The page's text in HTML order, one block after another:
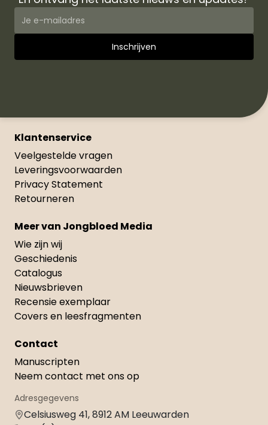
Klantenservice
Veelgestelde vragen
Leveringsvoorwaarden
Privacy Statement
Retourneren
Meer van Jongbloed Media
Wie zijn wij
Geschiedenis
Catalogus
Nieuwsbrieven
Recensie exemplaar
Covers en leesfragmenten
Contact
Manuscripten
Neem contact met ons op
Adresgegevens
Celsiusweg 41, 8912 AM Leeuwarden